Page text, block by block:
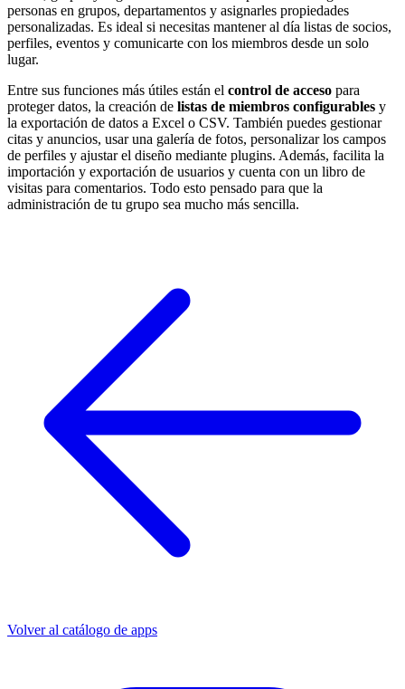
personas en grupos, departamentos y asignarles propiedades
personalizadas. Es ideal si necesitas mantener al día listas de socios,
perfiles, eventos y comunicarte con los miembros desde un solo
lugar.
Entre sus funciones más útiles están el control de acceso para
proteger datos, la creación de listas de miembros configurables y
la exportación de datos a Excel o CSV. También puedes gestionar
citas y anuncios, usar una galería de fotos, personalizar los campos
de perfiles y ajustar el diseño mediante plugins. Además, facilita la
importación y exportación de usuarios y cuenta con un libro de
visitas para comentarios. Todo esto pensado para que la
administración de tu grupo sea mucho más sencilla.
Volver al catálogo de apps